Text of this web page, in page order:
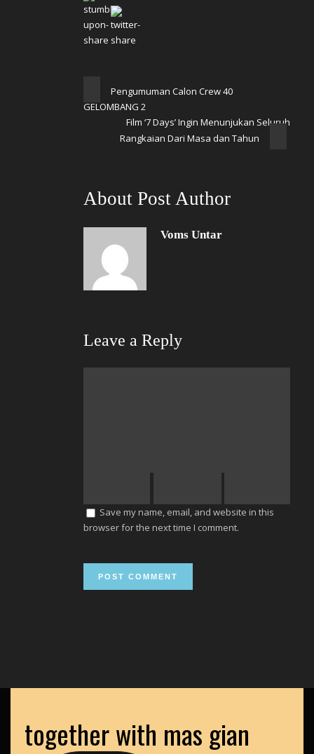
Pengumuman Calon Crew 40
GELOMBANG 2
Film ‘7 Days’ Ingin Menunjukan Seluruh
Rangkaian Dari Masa dan Tahun
About Post Author
Voms Untar
Leave a Reply
Save my name, email, and website in this
browser for the next time I comment.
together with mas gian